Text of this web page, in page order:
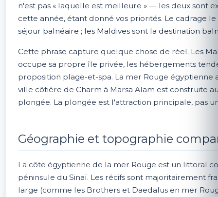
n'est pas « laquelle est meilleure » — les deux sont
cette année, étant donné vos priorités. Le cadrage
séjour balnéaire ; les Maldives sont la destination
Cette phrase capture quelque chose de réel. Les
occupe sa propre île privée, les hébergements
proposition plage-et-spa. La mer Rouge
ville côtière de Charm à Marsa Alam est construite
plongée. La plongée est l'attraction principale, pas
Géographie et topographie
La côte égyptienne de la mer Rouge est un littoral
péninsule du Sinaï. Les récifs sont majoritairement
large (comme les Brothers et Daedalus en mer